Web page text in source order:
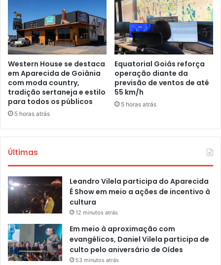
Western House se destaca
em Aparecida de Goiânia
com moda country,
tradição sertaneja e estilo
para todos os públicos
5 horas atrás
Equatorial Goiás reforça
operação diante da
previsão de ventos de até
55 km/h
5 horas atrás
Últimas
Leandro Vilela participa do Aparecida
É Show em meio a ações de incentivo à
cultura
12 minutos atrás
Em meio à aproximação com
evangélicos, Daniel Vilela participa de
culto pelo aniversário de Oídes
53 minutos atrás